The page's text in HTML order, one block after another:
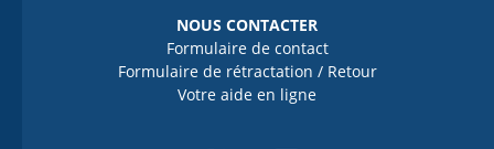
NOUS CONTACTER
Formulaire de contact
Formulaire de rétractation / Retour
Votre aide en ligne